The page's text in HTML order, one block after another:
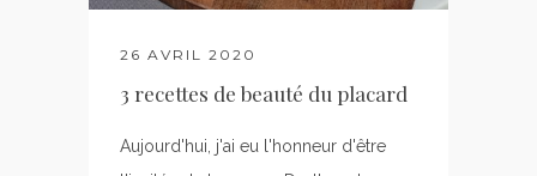
26 AVRIL 2020
3 recettes de beauté du placard
Aujourd'hui, j'ai eu l'honneur d'être